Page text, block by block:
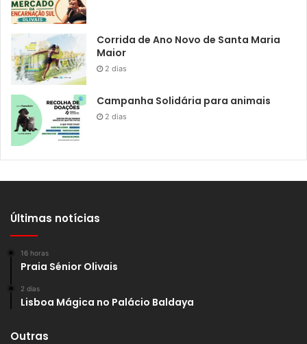
Corrida de Ano Novo de Santa Maria
Maior
2 dias
Campanha Solidária para animais
2 dias
Últimas notícias
16 horas
Praia Sénior Olivais
2 dias
Lisboa Mágica no Palácio Baldaya
Outras